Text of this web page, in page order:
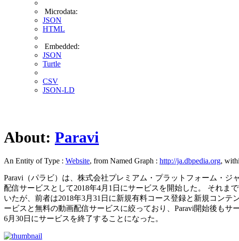
Microdata:
JSON
HTML
Embedded:
JSON
Turtle
CSV
JSON-LD
About: Paravi
An Entity of Type : Website, from Named Graph : http://ja.dbpedia.org,
Paravi（パラビ）は、株式会社プレミアム・プラットフォーム・
配信サービスとして2018年4月1日にサービスを開始した。 それま
いたが、前者は2018年3月31日に新規有料コース登録と新規コン
ービスと無料の動画配信サービスに絞っており、Paravi開始後も
6月30日にサービスを終了することになった。